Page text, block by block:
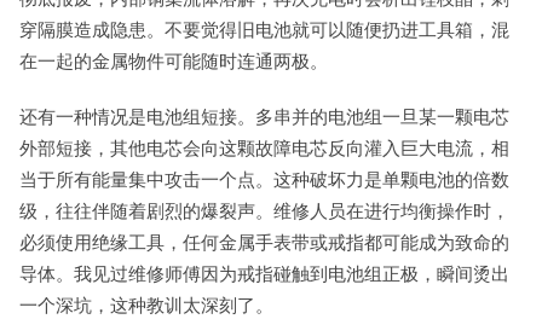
穿隔膜造成隐患。不要觉得旧电池就可以随便扔进工具箱，混
在一起的金属物件可能随时连通两极。
还有一种情况是电池组短接。多串并的电池组一旦某一颗电芯
外部短接，其他电芯会向这颗故障电芯反向灌入巨大电流，相
当于所有能量集中攻击一个点。这种破坏力是单颗电池的倍数
级，往往伴随着剧烈的爆裂声。维修人员在进行均衡操作时，
必须使用绝缘工具，任何金属手表带或戒指都可能成为致命的
导体。我见过维修师傅因为戒指碰触到电池组正极，瞬间烫出
一个深坑，这种教训太深刻了。